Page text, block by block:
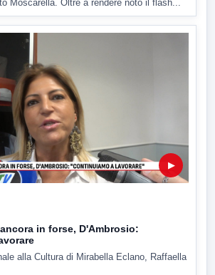
Moscarella. Oltre a rendere noto il flash...
▶
in forse, D'Ambrosio:
alla Cultura di Mirabella Eclano, Raffaella